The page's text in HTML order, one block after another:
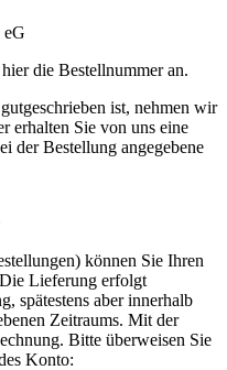
die Bestellnummer an.
ist, nehmen wir
erhalten Sie von uns eine
der Bestellung angegebene
können Sie Ihren
Lieferung erfolgt
spätestens aber innerhalb
Zeitraums. Mit der
Bitte überweisen Sie
Konto: